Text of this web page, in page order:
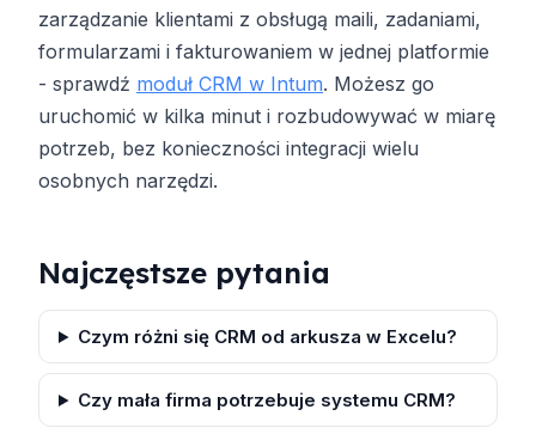
zarządzanie klientami z obsługą maili, zadaniami,
formularzami i fakturowaniem w jednej platformie
- sprawdź moduł CRM w Intum. Możesz go
uruchomić w kilka minut i rozbudowywać w miarę
potrzeb, bez konieczności integracji wielu
osobnych narzędzi.
Najczęstsze pytania
Czym różni się CRM od arkusza w Excelu?
Czy mała firma potrzebuje systemu CRM?